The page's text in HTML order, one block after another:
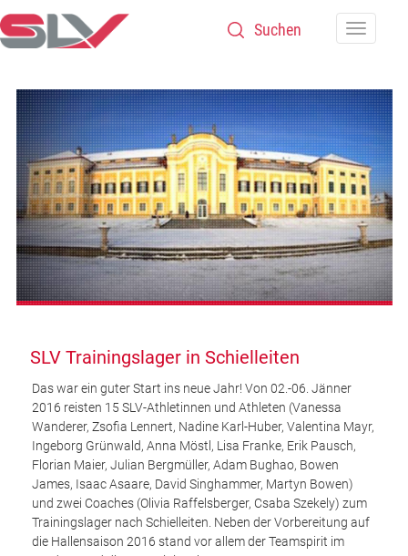
Zum Inhalt
SLV Trainingslager in Schielleiten
Das war ein guter Start ins neue Jahr! Von 02.-06. Jänner
2016 reisten 15 SLV-Athletinnen und Athleten (Vanessa
Wanderer, Zsofia Lennert, Nadine Karl-Huber, Valentina Mayr,
Ingeborg Grünwald, Anna Möstl, Lisa Franke, Erik Pausch,
Florian Maier, Julian Bergmüller, Adam Bughao, Bowen
James, Isaac Asaare, David Singhammer, Martyn Bowen)
und zwei Coaches (Olivia Raffelsberger, Csaba Szekely) zum
Trainingslager nach Schielleiten. Neben der Vorbereitung auf
die Hallensaison 2016 stand vor allem der Teamspirit im